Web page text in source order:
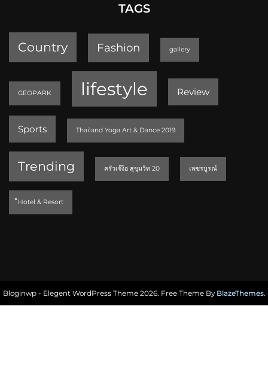
TAGS
Country Fashion gallery
GEOPARK lifestyle Review
Sports Thailand Yoga Art & Dance 2019
Trending ครัวเจ๊ง้อ สุขุมวิท 20 เพชรบูรณ์
็Hotel & Resort
Bloginwp - Elegent WordPress Theme 2026. Free Theme By BlazeThemes.